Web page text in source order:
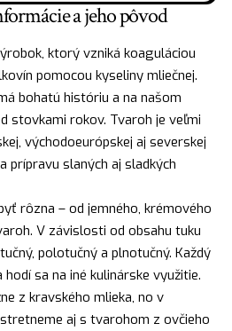
a jeho pôvod
ktorý vzniká koaguláciou
pomocou kyseliny mliečnej.
bohatú históriu a na našom
stovkami rokov. Tvaroh je veľmi
východoeurópskej aj severskej
prípravu slaných aj sladkých
rôzna – od jemného, krémového
V závislosti od obsahu tuku
polotučný a plnotučný. Každý
sa na iné kulinárske využitie.
z kravského mlieka, no v
aj s tvarohom z ovčieho